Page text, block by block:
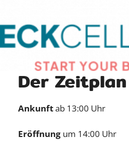
Der Zeitplan
Ankunftab 13:00 Uhr
Eröffnungum 14:00 Uhr